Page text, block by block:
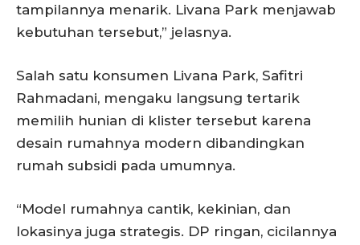
tampilannya menarik. Livana Park menjawab
kebutuhan tersebut,” jelasnya.
Salah satu konsumen Livana Park, Safitri
Rahmadani, mengaku langsung tertarik
memilih hunian di klister tersebut karena
desain rumahnya modern dibandingkan
rumah subsidi pada umumnya.
“Model rumahnya cantik, kekinian, dan
lokasinya juga strategis. DP ringan, cicilannya